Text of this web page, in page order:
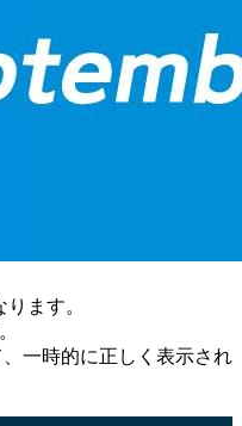
ます。
一時的に正しく表示され